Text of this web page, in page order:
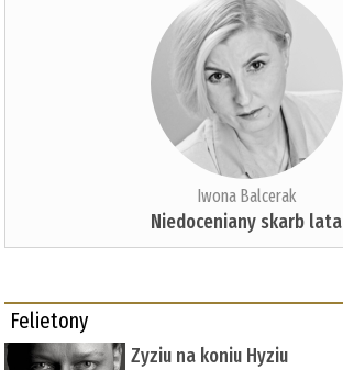
Iwona Balcerak
Niedoceniany skarb lata
Felietony
Zyziu na koniu Hyziu